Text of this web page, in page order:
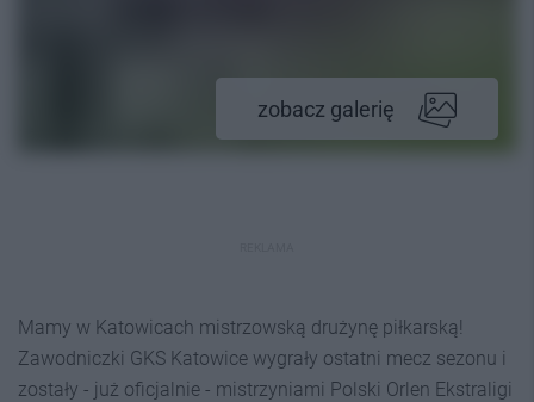
zobacz galerię
Mamy w Katowicach mistrzowską drużynę piłkarską!
Zawodniczki GKS Katowice wygrały ostatni mecz sezonu i
zostały - już oficjalnie - mistrzyniami Polski Orlen Ekstraligi